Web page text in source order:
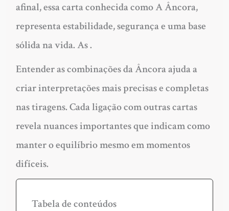
afinal, essa carta conhecida como A Âncora,
representa estabilidade, segurança e uma base
sólida na vida. As .
Entender as combinações da Âncora ajuda a
criar interpretações mais precisas e completas
nas tiragens. Cada ligação com outras cartas
revela nuances importantes que indicam como
manter o equilíbrio mesmo em momentos
difíceis.
Tabela de conteúdos